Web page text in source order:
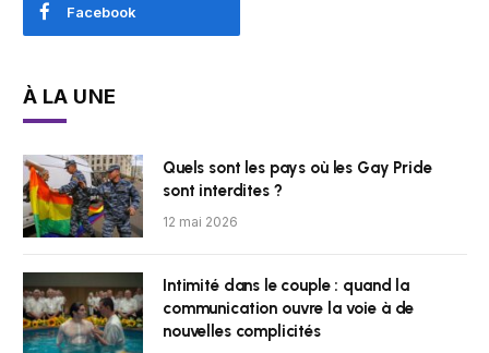
Facebook
À LA UNE
Quels sont les pays où les Gay Pride
sont interdites ?
12 mai 2026
Intimité dans le couple : quand la
communication ouvre la voie à de
nouvelles complicités